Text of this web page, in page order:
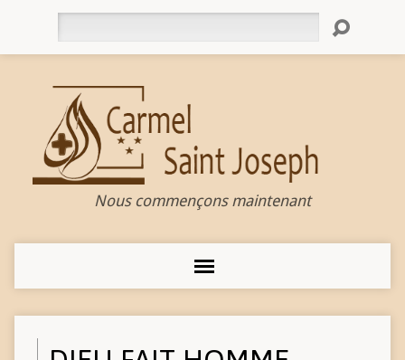
Nous commençons maintenant